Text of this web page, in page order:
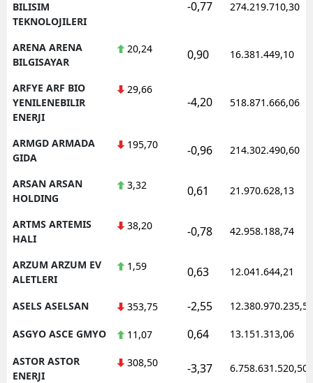
BILISIM
TEKNOLOJILERI
-0,77 274.219.710,30
ARENA ARENA
BILGISAYAR
20,24 0,90 16.381.449,10
ARFYE ARF BIO
YENILENEBILIR
ENERJI
29,66
-4,20 518.871.666,06
ARMGD ARMADA
GIDA
195,70 -0,96 214.302.490,60
ARSAN ARSAN
HOLDING
3,32 0,61 21.970.628,13
ARTMS ARTEMIS
HALI
38,20 -0,78 42.958.188,74
ARZUM ARZUM EV
ALETLERI
1,59 0,63 12.041.644,21
ASELS ASELSAN 353,75 -2,55 12.380.970.235,50
ASGYO ASCE GMYO 11,07 0,64 13.151.313,06
ASTOR ASTOR
ENERJI
308,50 -3,37 6.758.631.520,50